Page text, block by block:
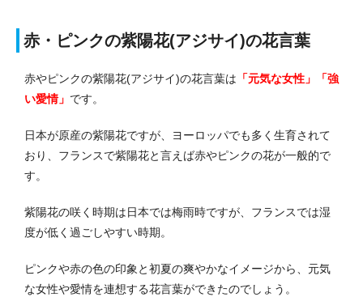
赤・ピンクの紫陽花(アジサイ)の花言葉
赤やピンクの紫陽花(アジサイ)の花言葉は 「元気な女性」「強
い愛情」 です。
日本が原産の紫陽花ですが、ヨーロッパでも多く生育されて
おり、フランスで紫陽花と言えば赤やピンクの花が一般的で
す。
紫陽花の咲く時期は日本では梅雨時ですが、フランスでは湿
度が低く過ごしやすい時期。
ピンクや赤の色の印象と初夏の爽やかなイメージから、元気
な女性や愛情を連想する花言葉ができたのでしょう。